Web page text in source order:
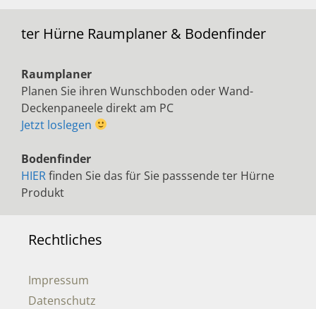
ter Hürne Raumplaner & Bodenfinder
Raumplaner
Planen Sie ihren Wunschboden oder Wand-
Deckenpaneele direkt am PC
Jetzt loslegen
Bodenfinder
HIERfinden Sie das für Sie passsende ter Hürne
Produkt
Rechtliches
Impressum
Datenschutz